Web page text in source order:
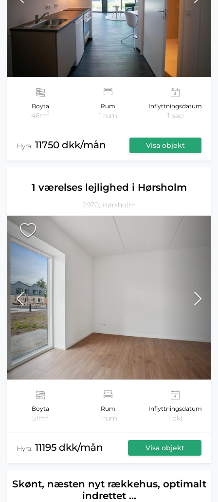
Boyta
46m2
Rum
1 rum
Inflyttningsdatum
1 sep
Hyra: 11750 dkk/mån Visa objekt
1 værelses lejlighed i Hørsholm
2970, Hørsholm
Boyta
51m2
Rum
1 rum
Inflyttningsdatum
1 okt
Hyra: 11195 dkk/mån Visa objekt
Skønt, næsten nyt rækkehus, optimalt
indrettet ...